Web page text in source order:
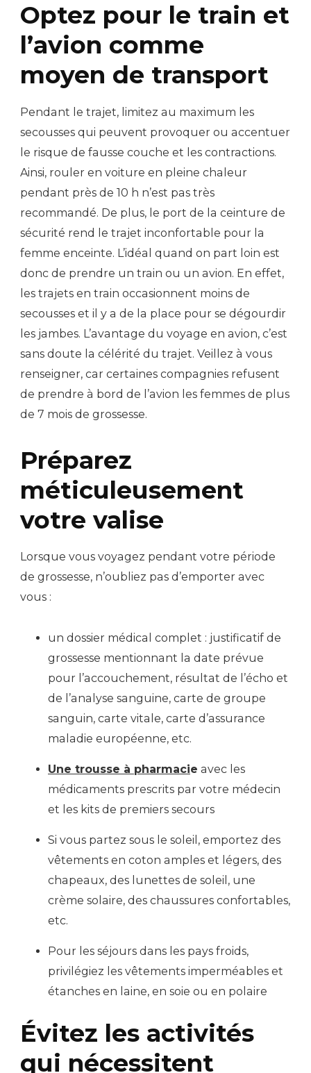
Optez pour le train et
l’avion comme
moyen de transport
Pendant le trajet, limitez au maximum les
secousses qui peuvent provoquer ou accentuer
le risque de fausse couche et les contractions.
Ainsi, rouler en voiture en pleine chaleur
pendant près de 10 h n’est pas très
recommandé. De plus, le port de la ceinture de
sécurité rend le trajet inconfortable pour la
femme enceinte. L’idéal quand on part loin est
donc de prendre un train ou un avion. En effet,
les trajets en train occasionnent moins de
secousses et il y a de la place pour se dégourdir
les jambes. L’avantage du voyage en avion, c’est
sans doute la célérité du trajet. Veillez à vous
renseigner, car certaines compagnies refusent
de prendre à bord de l’avion les femmes de plus
de 7 mois de grossesse.
Préparez
méticuleusement
votre valise
Lorsque vous voyagez pendant votre période
de grossesse, n’oubliez pas d’emporter avec
vous :
un dossier médical complet : justificatif de
grossesse mentionnant la date prévue
pour l’accouchement, résultat de l’écho et
de l’analyse sanguine, carte de groupe
sanguin, carte vitale, carte d’assurance
maladie européenne, etc.
Une trousse à pharmacie avec les
médicaments prescrits par votre médecin
et les kits de premiers secours
Si vous partez sous le soleil, emportez des
vêtements en coton amples et légers, des
chapeaux, des lunettes de soleil, une
crème solaire, des chaussures confortables,
etc.
Pour les séjours dans les pays froids,
privilégiez les vêtements imperméables et
étanches en laine, en soie ou en polaire
Évitez les activités
qui nécessitent